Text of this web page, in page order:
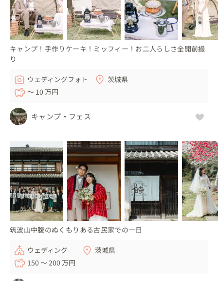
キャンプ！手作りケーキ！ミッフィー！お二人らしさ全開前撮
り
ウェディングフォト
茨城県
〜 10 万円
キャンプ・フェス
筑波山中腹のぬくもりある古民家での一日
ウェディング
茨城県
150 〜 200 万円